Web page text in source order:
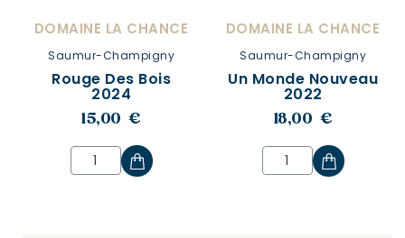
DOMAINE LA CHANCE
Saumur-Champigny
Rouge Des Bois
2024
15,00 €
DOMAINE LA CHANCE
Saumur-Champigny
Un Monde Nouveau
2022
18,00 €